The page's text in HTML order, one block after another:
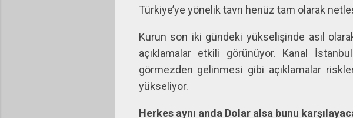
Türkiye’ye yönelik tavrı henüz tam olarak
Kurun son iki gündeki yükselişinde asıl
açıklamalar etkili görünüyor. Kanal
görmezden gelinmesi gibi açıklamalar
yükseliyor.
Herkes aynı anda Dolar alsa bunu